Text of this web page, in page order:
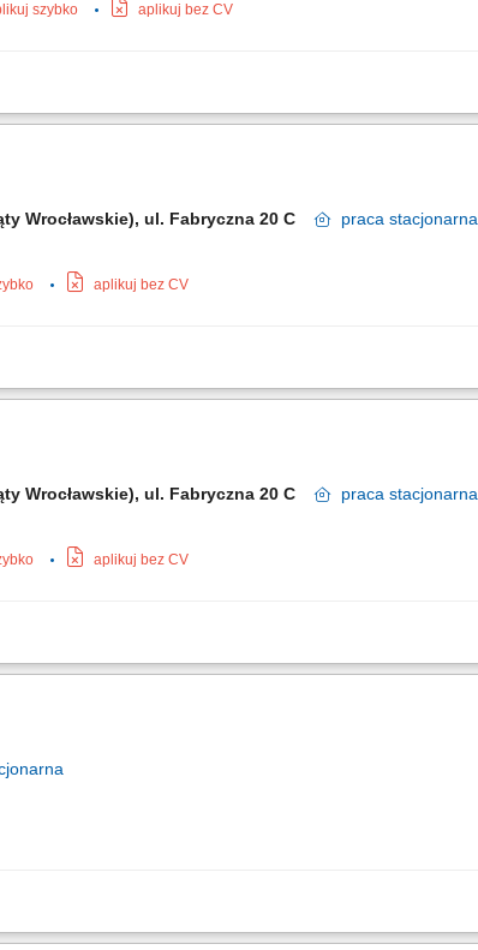
szybko aplikuj bez CV
rozliczanie surowców sprzedanych i zużytych do produkcji;
Wrocławskie), ul. Fabryczna 20 C praca stacjonarna
aplikuj bez CV
sprzętu elektronicznego i elektrotechnicznego (duża
Wrocławskie), ul. Fabryczna 20 C praca stacjonarna
aplikuj bez CV
i mechanicznej. Wykonywanie napraw i regeneracja
oraz zdobywać wiedzę sprzedażową przy wsparciu opiekuna